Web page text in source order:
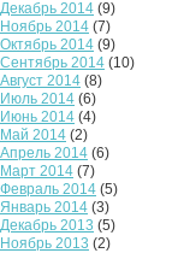
Декабрь 2014 (9)
Ноябрь 2014 (7)
Октябрь 2014 (9)
Сентябрь 2014 (10)
Август 2014 (8)
Июль 2014 (6)
Июнь 2014 (4)
Май 2014 (2)
Апрель 2014 (6)
Март 2014 (7)
Февраль 2014 (5)
Январь 2014 (3)
Декабрь 2013 (5)
Ноябрь 2013 (2)